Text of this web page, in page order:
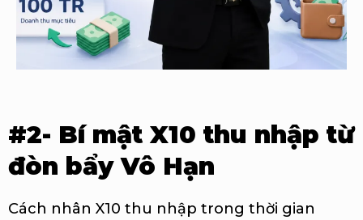
#2- Bí mật X10 thu nhập từ
đòn bẩy Vô Hạn
Cách nhân X10 thu nhập trong thời gian